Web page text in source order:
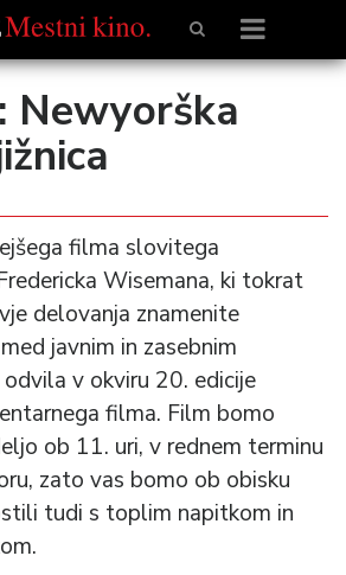
Newyorška
filma slovitega
Wisemana, ki tokrat
delovanja znamenite
javnim in zasebnim
v okviru 20. edicije
filma. Film bomo
ob 11. uri, v rednem terminu
zato vas bomo ob obisku
tudi s toplim napitkom in